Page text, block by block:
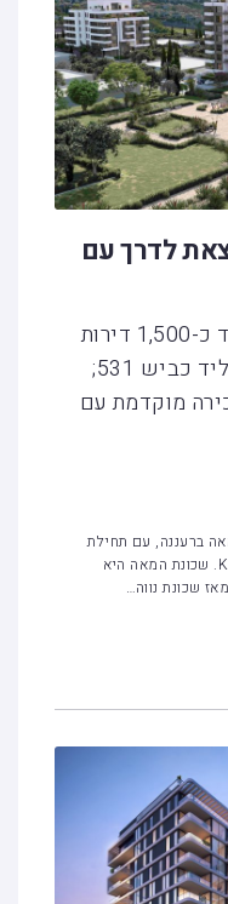
לדרך עם
השכונה החדשה תכלול בעתיד כ-1,500 דירות
חדשות ונבנית במיקום מצוין ליד כביש 531;
מוקדמת עם
ברעננה, עם תחילת
בנייה ושיווק של פרויקט חדש בשם KENKO. שכונת המאה היא
שכונת נווה…